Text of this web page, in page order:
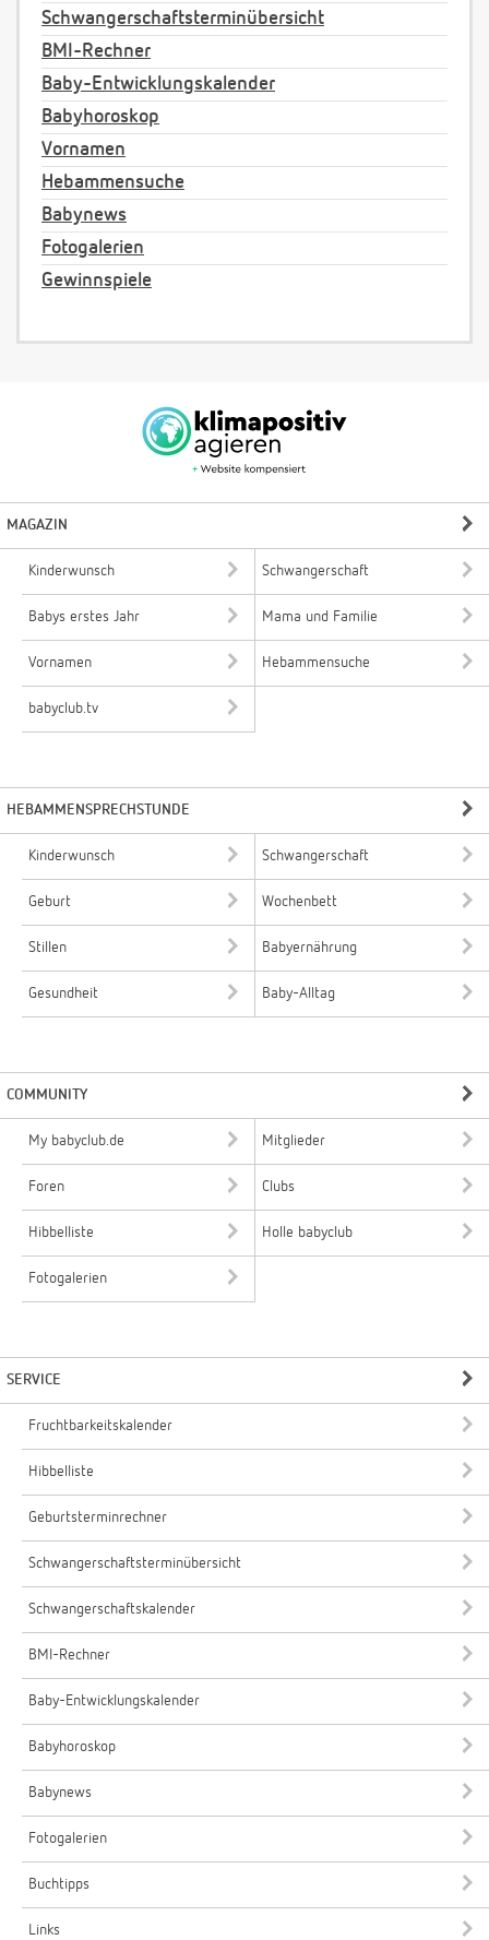
Schwangerschaftsterminübersicht
BMI-Rechner
Baby-Entwicklungskalender
Babyhoroskop
Vornamen
Hebammensuche
Babynews
Fotogalerien
Gewinnspiele
MAGAZIN
Kinderwunsch Schwangerschaft
Babys erstes Jahr Mama und Familie
Vornamen Hebammensuche
babyclub.tv
HEBAMMENSPRECHSTUNDE
Kinderwunsch Schwangerschaft
Geburt Wochenbett
Stillen Babyernährung
Gesundheit Baby-Alltag
COMMUNITY
My babyclub.de Mitglieder
Foren Clubs
Hibbelliste Holle babyclub
Fotogalerien
SERVICE
Fruchtbarkeitskalender
Hibbelliste
Geburtsterminrechner
Schwangerschaftsterminübersicht
Schwangerschaftskalender
BMI-Rechner
Baby-Entwicklungskalender
Babyhoroskop
Babynews
Fotogalerien
Buchtipps
Links